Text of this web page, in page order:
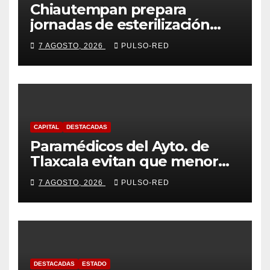
Chiautempan prepara
jornadas de esterilización
para perros y gatos
7 AGOSTO, 2026 PULSO-RED
CAPITAL DESTACADAS
Paramédicos del Ayto. de
Tlaxcala evitan que menor
sufra complicaciones por
hipotermia tras caer en una
cisterna
7 AGOSTO, 2026 PULSO-RED
DESTACADAS ESTADO